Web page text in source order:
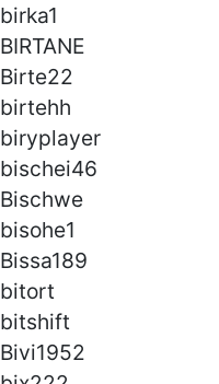
birka1
BIRTANE
Birte22
birtehh
biryplayer
bischei46
Bischwe
bisohe1
Bissa189
bitort
bitshift
Bivi1952